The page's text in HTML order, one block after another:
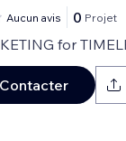
Aucun avis 0 Projet
for
Contacter